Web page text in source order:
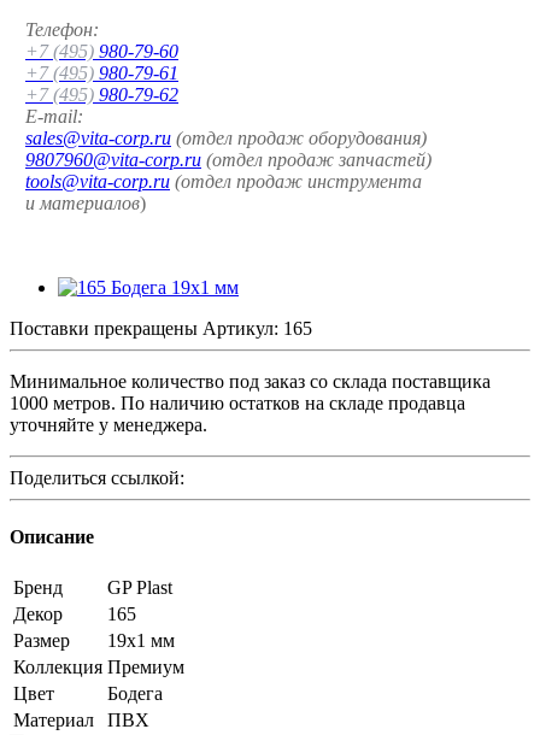
Телефон:
+7 (495) 980-79-60
+7 (495) 980-79-61
+7 (495) 980-79-62
E-mail:
sales@vita-corp.ru (отдел продаж оборудования)
9807960@vita-corp.ru (отдел продаж запчастей)
tools@vita-corp.ru (отдел продаж инструмента
и материалов)
Поставки прекращены Артикул: 165
Минимальное количество под заказ со склада поставщика
1000 метров. По наличию остатков на складе продавца
уточняйте у менеджера.
Поделиться ссылкой:
Описание
Бренд
GP Plast
Декор
165
Размер
19x1 мм
Коллекция Премиум
Цвет
Бодега
Материал
ПВХ